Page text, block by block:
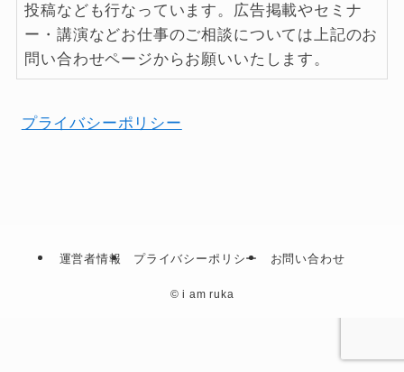
投稿なども行なっています。広告掲載やセミナ
ー・講演などお仕事のご相談については上記のお
問い合わせページからお願いいたします。
プライバシーポリシー
運営者情報 プライバシーポリシー お問い合わせ
© i am ruka